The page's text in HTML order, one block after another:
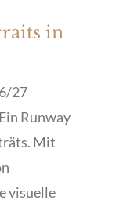
in
27
Runway
Mit
visuelle